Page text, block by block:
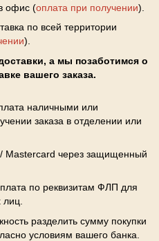
офис (оплата при получении).
по всей территории
).
а мы позаботимся о
вашего заказа.
наличными или
заказа в отделении или
Mastercard через защищенный
по реквизитам ФЛП для
лиц.
разделить сумму покупки
условиям вашего банка.